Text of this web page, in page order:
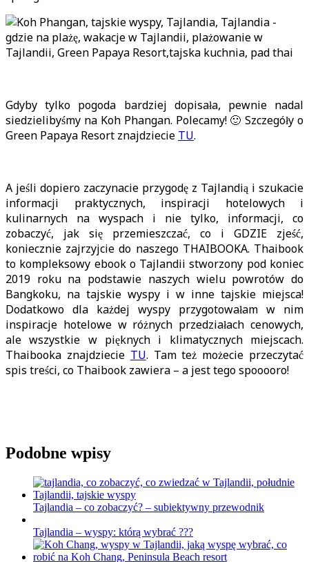
Gdyby tylko pogoda bardziej dopisała, pewnie nadal
siedzielibyśmy na Koh Phangan. Polecamy! 🙂 Szczegóły o
Green Papaya Resort znajdziecie TU.
A jeśli dopiero zaczynacie przygodę z Tajlandią i szukacie
informacji praktycznych, inspiracji hotelowych i
kulinarnych na wyspach i nie tylko, informacji, co
zobaczyć, jak się przemieszczać, co i GDZIE zjeść,
koniecznie zajrzyjcie do naszego THAIBOOKA. Thaibook
to kompleksowy ebook o Tajlandii stworzony pod koniec
2019 roku na podstawie naszych wielu powrotów do
Bangkoku, na tajskie wyspy i w inne tajskie miejsca!
Dodatkowo dla każdej wyspy przygotowałam w nim
inspiracje hotelowe w różnych przedziałach cenowych,
ale wszystkie w pięknych i klimatycznych miejscach.
Thaibooka znajdziecie TU. Tam też możecie przeczytać
spis treści, co Thaibook zawiera – a jest tego spooooro!
Podobne wpisy
Tajlandia – co zobaczyć? – subiektywny przewodnik
Tajlandia – wyspy: którą wybrać ???